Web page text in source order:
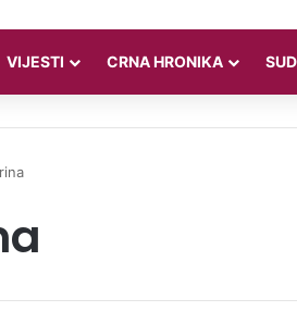
VIJESTI CRNA HRONIKA